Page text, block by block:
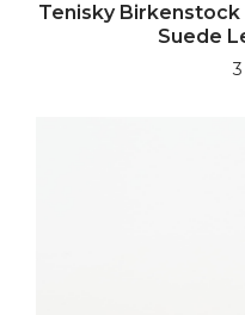
Tenisky
Suede